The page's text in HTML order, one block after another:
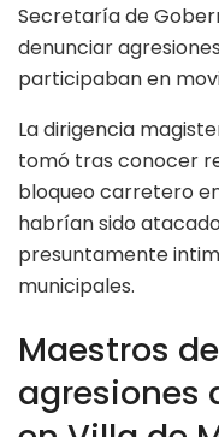
Secretaría de
denunciar
participaban en
La dirigencia
tomó tras conocer
bloqueo carretero
habrían sido
presuntamente
municipales.
Maestros
agresiones